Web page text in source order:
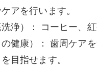
アを行います。
浄）： コーヒー、
健康）： 歯周ケア
目指せます。